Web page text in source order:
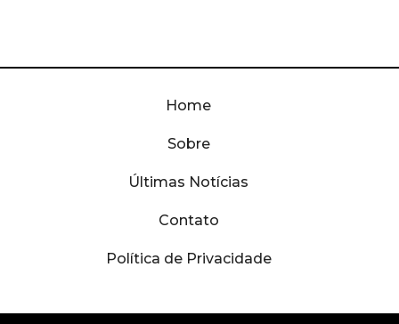
Home
Sobre
Últimas Notícias
Contato
Política de Privacidade